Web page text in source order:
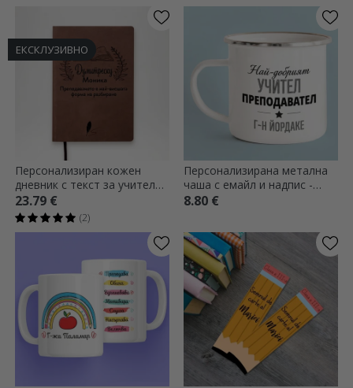
ЕКСКЛУЗИВНО
Персонализиран кожен
дневник с текст за учители -
Плодовете на
образованието
23.79 €
(2)
Персонализирана метална
чаша с емайл и надпис -
Учител
8.80 €